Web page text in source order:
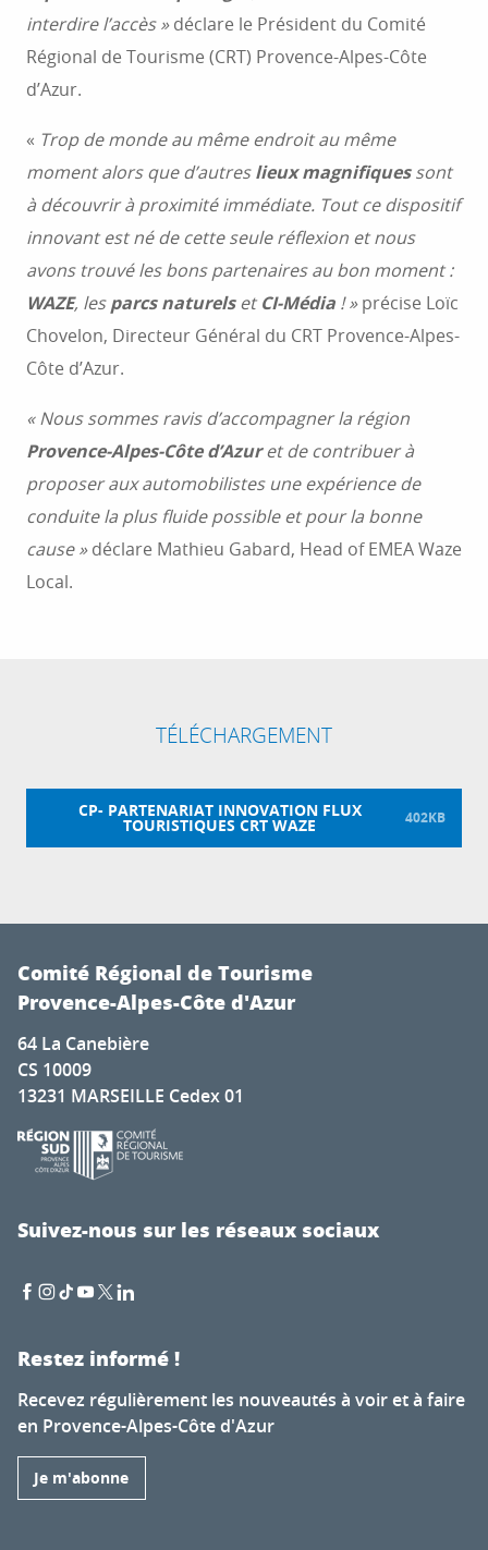
interdire l’accès »déclare le Président du Comité
Régional de Tourisme (CRT) Provence-Alpes-Côte
d’Azur.
« Trop de monde au même endroit au même
moment alors que d’autreslieux magnifiquessont
à découvrir à proximité immédiate. Tout ce dispositif
innovant est né de cette seule réflexion et nous
avons trouvé les bons partenaires au bon moment :
WAZE, lesparcs naturelsetCI-Média ! »précise Loïc
Chovelon, Directeur Général du CRT Provence-Alpes-
Côte d’Azur.
« Nous sommes ravis d’accompagner la région
Provence-Alpes-Côte d’Azuret de contribuer à
proposer aux automobilistes une expérience de
conduite la plus fluide possible et pour la bonne
cause »déclare Mathieu Gabard, Head of EMEA Waze
Local.
TÉLÉCHARGEMENT
CP- PARTENARIAT INNOVATION FLUX
TOURISTIQUES CRT WAZE 402KB
Comité Régional de Tourisme
Provence-Alpes-Côte d'Azur
64 La Canebière
CS 10009
13231 MARSEILLE Cedex 01
Suivez-nous sur les réseaux sociaux
Restez informé !
Recevez régulièrement les nouveautés à voir et à faire
en Provence-Alpes-Côte d'Azur
Je m'abonne